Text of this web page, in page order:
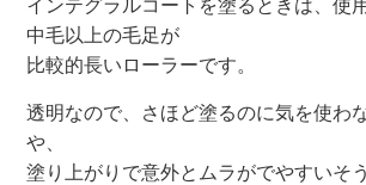
インテグラルコートを塗るときは、使
中毛以上の毛足が
比較的長いローラーです。
透明なので、さほど塗るのに気を使わ
や、
塗り上がりで意外とムラがでやすいそ